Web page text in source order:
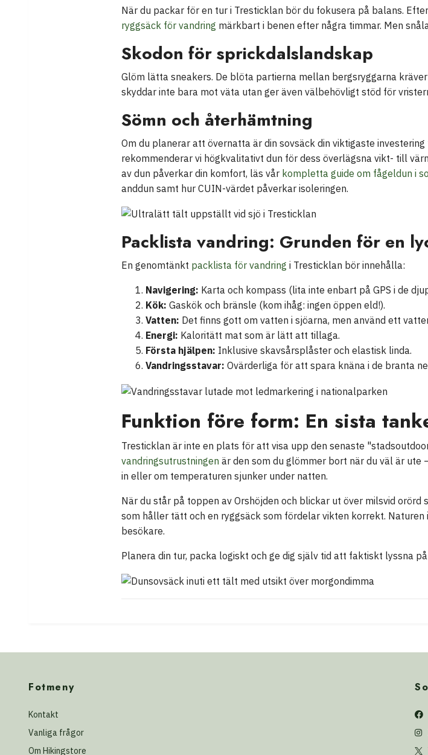
När du packar för en tur i Tresticklan bör du fokusera på balans.
ryggsäck för vandring märkbart i benen efter några timmar. Men
Skodon för sprickdalslandskap
Glöm lätta sneakers. De blöta partierna mellan bergsryggarna
skyddar inte bara mot väta utan ger även välbehövligt stöd för
Sömn och återhämtning
Om du planerar att övernatta är din sovsäck din viktigaste
rekommenderar vi högkvalitativt dun för dess överlägsna vikt- till
av dun påverkar din komfort, läs vår kompletta guide om fågeldun i
anddun samt hur CUIN-värdet påverkar isoleringen.
Packlista vandring: Grunden för en
En genomtänkt packlista för vandring i Tresticklan bör innehålla:
Navigering: Karta och kompass (lita inte enbart på GPS i de
Kök: Gaskök och bränsle (kom ihåg: ingen öppen eld!).
Vatten: Det finns gott om vatten i sjöarna, men använd ett
Energi: Kaloritätt mat som är lätt att tillaga.
Första hjälpen: Inklusive skavsårsplåster och elastisk linda.
Vandringsstavar: Ovärderliga för att spara knäna i de branta
Funktion före form: En sista
Tresticklan är inte en plats för att visa upp den senaste
vandringsutrustningen är den som du glömmer bort när du väl är
in eller om temperaturen sjunker under natten.
När du står på toppen av Orshöjden och blickar ut över milsvid
som håller tätt och en ryggsäck som fördelar vikten korrekt.
besökare.
Planera din tur, packa logiskt och ge dig själv tid att faktiskt lyssna
Fotmeny
Kontakt
Vanliga frågor
Om Hikingstore